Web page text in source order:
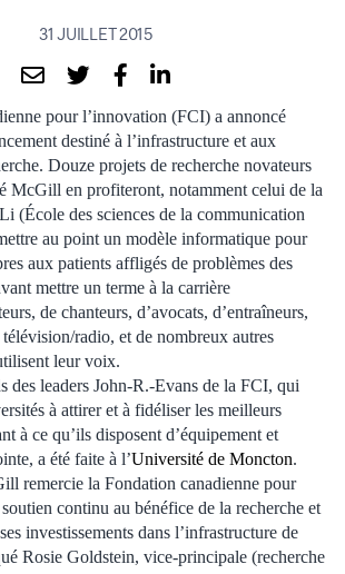
31 JUILLET 2015
pour l’innovation (FCI) a annoncé
destiné à l’infrastructure et aux
Douze projets de recherche novateurs
McGill en profiteront, notamment celui de la
(École des sciences de la communication
au point un modèle informatique pour
aux patients affligés de problèmes des
mettre un terme à la carrière
de chanteurs, d’avocats, d’entraîneurs,
radio, et de nombreux autres
leur voix.
des leaders John-R.-Evans de la FCI, qui
à attirer et à fidéliser les meilleurs
à ce qu’ils disposent d’équipement et
a été faite à l’Université de Moncton.
remercie la Fondation canadienne pour
continu au bénéfice de la recherche et
investissements dans l’infrastructure de
Rosie Goldstein, vice-principale (recherche